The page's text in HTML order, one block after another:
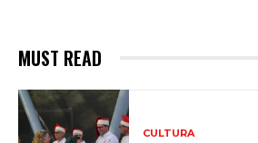
MUST READ
CULTURA